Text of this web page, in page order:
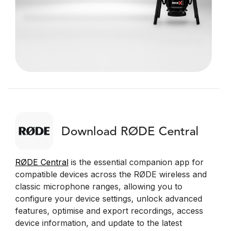
Download RØDE Central
RØDE Central is the essential companion app for
compatible devices across the RØDE wireless and
classic microphone ranges, allowing you to
configure your device settings, unlock advanced
features, optimise and export recordings, access
device information, and update to the latest